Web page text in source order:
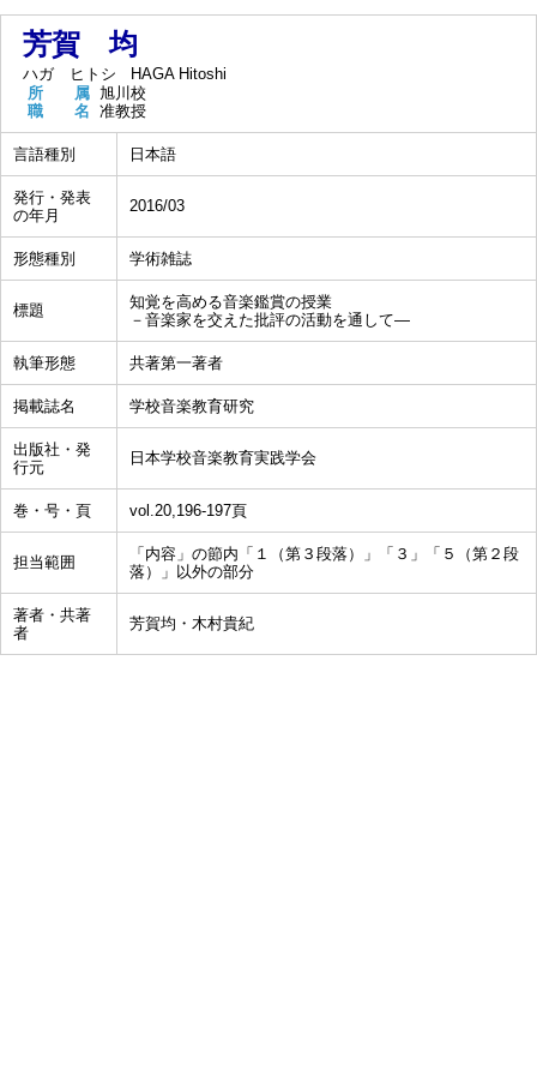
芳賀 均
ハガ ヒトシ
HAGA Hitoshi
所 属 旭川校
職 名 准教授
言語種別 日本語
発行・発表
の年月
2016/03
形態種別 学術雑誌
標題
知覚を高める音楽鑑賞の授業
－音楽家を交えた批評の活動を通して―
執筆形態 共著第一著者
掲載誌名 学校音楽教育研究
出版社・発
行元
日本学校音楽教育実践学会
巻・号・頁 vol.20,196-197頁
担当範囲
「内容」の節内「１（第３段落）」「３」「５（第２段
落）」以外の部分
著者・共著
者
芳賀均・木村貴紀